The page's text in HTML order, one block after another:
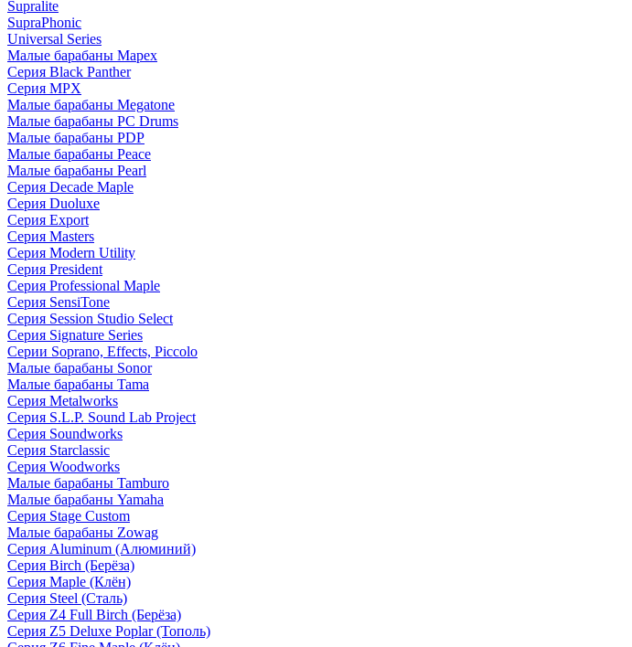
Supralite
SupraPhonic
Universal Series
Малые барабаны Mapex
Серия Black Panther
Серия MPX
Малые барабаны Megatone
Малые барабаны PC Drums
Малые барабаны PDP
Малые барабаны Peace
Малые барабаны Pearl
Серия Decade Maple
Серия Duoluxe
Серия Export
Серия Masters
Серия Modern Utility
Серия President
Серия Professional Maple
Серия SensiTone
Серия Session Studio Select
Серия Signature Series
Серии Soprano, Effects, Piccolo
Малые барабаны Sonor
Малые барабаны Tama
Серия Metalworks
Серия S.L.P. Sound Lab Project
Серия Soundworks
Серия Starclassic
Серия Woodworks
Малые барабаны Tamburo
Малые барабаны Yamaha
Серия Stage Custom
Малые барабаны Zowag
Серия Aluminum (Алюминий)
Серия Birch (Берёза)
Серия Maple (Клён)
Серия Steel (Сталь)
Серия Z4 Full Birch (Берёза)
Серия Z5 Deluxe Poplar (Тополь)